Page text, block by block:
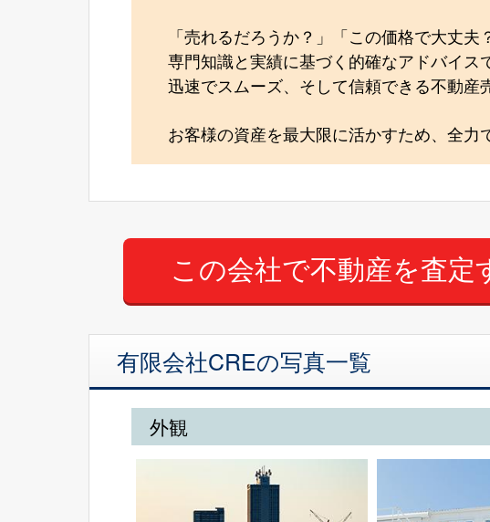
「売れるだろうか？」「この価格で大丈夫
専門知識と実績に基づく的確なアドバイス
迅速でスムーズ、そして信頼できる不動産
お客様の資産を最大限に活かすため、全力
有限会社CREの写真一覧
外観